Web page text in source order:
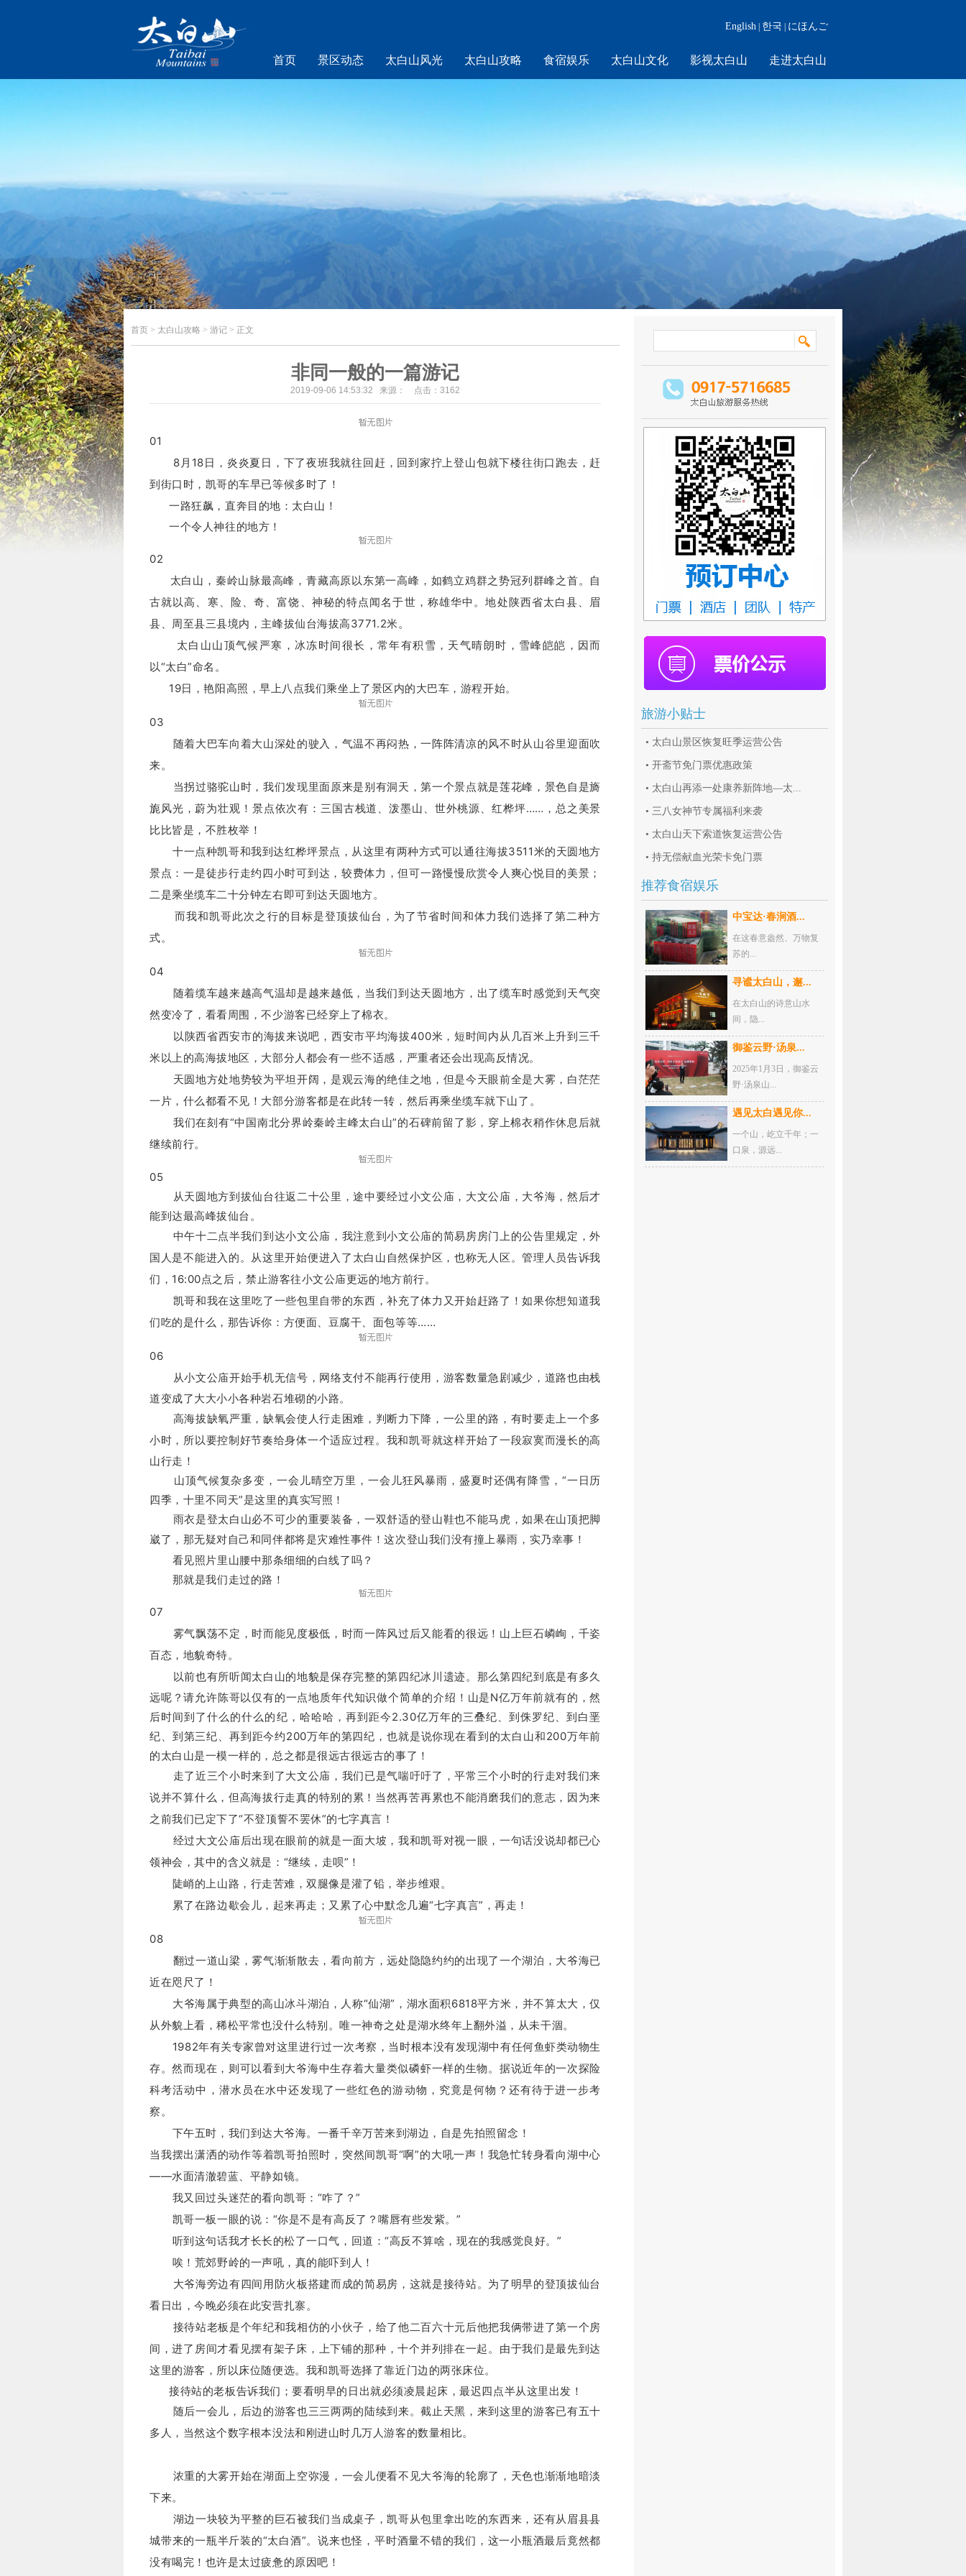
English 한국 にほんご
首页 景区动态 太白山风光 太白山攻略 食宿娱乐 太白山文化 影视太白山 走进太白山
首页 > 太白山攻略 > 游记 > 正文
非同一般的一篇游记
2019-09-06 14:53:32 来源： 点击： 3162
01
8月18日，炎炎夏日，下了夜班我就往回赶，回到家拧上登山包就下楼往街口跑去，赶
到街口时，凯哥的车早已等候多时了！
一路狂飙，直奔目的地： 太白山！
一个令人神往的地方！
02
太白山，秦岭山脉最高峰，青藏高原以东第一高峰，如鹤立鸡群之势冠列群峰之首。 自
古就以高、寒、险、奇、富饶、神秘的特点闻名于世，称雄华中。地处陕西省太白县、眉
县、周至县三县境内，主峰拔仙台海拔高3771.2米。
太白山山顶气候严寒，冰冻时间很长，常年有积雪，天气晴朗时，雪峰皑皑，因而
以“太白”命名。
19日，艳阳高照，早上八点我们乘坐上了景区内的大巴车，游程开始。
03
随着大巴车向着大山深处的驶入，气温不再闷热，一阵阵清凉的风不时从山谷里迎面吹
来。
当拐过骆驼山时，我们发现里面原来是别有洞天，第一个景点就是莲花峰，景色自是旖
旎风光，蔚为壮观！ 景点依次有： 三国古栈道、泼墨山、世外桃源、红桦坪……，总之美景
比比皆是，不胜枚举！
十一点种凯哥和我到达红桦坪景点，从这里有两种方式可以通往海拔3511米的天圆地方
景点：一是徒步行走约四小时可到达，较费体力，但可一路慢慢欣赏令人爽心悦目的美景；
二是乘坐缆车二十分钟左右即可到达天圆地方。
而我和凯哥此次之行的目标是登顶拔仙台，为了节省时间和体力我们选择了第二种方
式。
04
随着缆车越来越高气温却是越来越低，当我们到达天圆地方，出了缆车时感觉到天气突
然变冷了，看看周围，不少游客已经穿上了棉衣。
以陕西省西安市的海拔来说吧，西安市平均海拔400米，短时间内从几百米上升到三千
米以上的高海拔地区，大部分人都会有一些不适感，严重者还会出现高反情况。
天圆地方处地势较为平坦开阔，是观云海的绝佳之地，但是今天眼前全是大雾，白茫茫
一片，什么都看不见！ 大部分游客都是在此转一转，然后再乘坐缆车就下山了。
我们在刻有“中国南北分界岭秦岭主峰太白山”的石碑前留了影，穿上棉衣稍作休息后就
继续前行。
05
从天圆地方到拔仙台往返二十公里，途中要经过小文公庙，大文公庙，大爷海，然后才
能到达最高峰拔仙台。
中午十二点半我们到达小文公庙，我注意到小文公庙的简易房房门上的公告里规定，外
国人是不能进入的。 从这里开始便进入了太白山自然保护区，也称无人区。管理人员告诉我
们，16:00点之后，禁止游客往小文公庙更远的地方前行。
凯哥和我在这里吃了一些包里自带的东西，补充了体力又开始赶路了！如果你想知道我
们吃的是什么，那告诉你：方便面、豆腐干、面包等等……
06
从小文公庙开始手机无信号，网络支付不能再行使用，游客数量急剧减少，道路也由栈
道变成了大大小小各种岩石堆砌的小路。
高海拔缺氧严重，缺氧会使人行走困难，判断力下降，一公里的路，有时要走上一个多
小时，所以要控制好节奏给身体一个适应过程。 我和凯哥就这样开始了一段寂寞而漫长的高
山行走！
山顶气候复杂多变，一会儿晴空万里，一会儿狂风暴雨，盛夏时还偶有降雪，“一日历
四季，十里不同天”是这里的真实写照！
雨衣是登太白山必不可少的重要装备，一双舒适的登山鞋也不能马虎，如果在山顶把脚
崴了，那无疑对自己和同伴都将是灾难性事件！这次登山我们没有撞上暴雨，实乃幸事！
看见照片里山腰中那条细细的白线了吗？
那就是我们走过的路！
07
雾气飘荡不定，时而能见度极低，时而一阵风过后又能看的很远！ 山上巨石嶙峋，千姿
百态，地貌奇特。
以前也有所听闻太白山的地貌是保存完整的第四纪冰川遗迹。 那么第四纪到底是有多久
远呢？请允许陈哥以仅有的一点地质年代知识做个简单的介绍！山是N亿万年前就有的，然
后时间到了什么的什么的纪，哈哈哈，再到距今2.30亿万年的三叠纪、到侏罗纪、到白垩
纪、到第三纪、再到距今约200万年的第四纪，也就是说你现在看到的太白山和200万年前
的太白山是一模一样的，总之都是很远古很远古的事了！
走了近三个小时来到了大文公庙，我们已是气喘吁吁了，平常三个小时的行走对我们来
说并不算什么，但高海拔行走真的特别的累！ 当然再苦再累也不能消磨我们的意志，因为来
之前我们已定下了“不登顶誓不罢休”的七字真言！
经过大文公庙后出现在眼前的就是一面大坡，我和凯哥对视一眼，一句话没说却都已心
领神会，其中的含义就是： “继续，走呗”！
陡峭的上山路，行走苦难，双腿像是灌了铅，举步维艰。
累了在路边歇会儿，起来再走； 又累了心中默念几遍“七字真言”，再走！
08
翻过一道山梁，雾气渐渐散去，看向前方，远处隐隐约约的出现了一个湖泊，大爷海已
近在咫尺了！
大爷海属于典型的高山冰斗湖泊，人称“仙湖”，湖水面积6818平方米，并不算太大，仅
从外貌上看，稀松平常也没什么特别。唯一神奇之处是湖水终年上翻外溢，从未干涸。
1982年有关专家曾对这里进行过一次考察，当时根本没有发现湖中有任何鱼虾类动物生
存。然而现在，则可以看到大爷海中生存着大量类似磷虾一样的生物。 据说近年的一次探险
科考活动中，潜水员在水中还发现了一些红色的游动物，究竟是何物？ 还有待于进一步考
察。
下午五时，我们到达大爷海。 一番千辛万苦来到湖边，自是先拍照留念！
当我摆出潇洒的动作等着凯哥拍照时，突然间凯哥“啊”的大吼一声！ 我急忙转身看向湖中心
——水面清澈碧蓝、平静如镜。
我又回过头迷茫的看向凯哥： “咋了？”
凯哥一板一眼的说： “你是不是有高反了？嘴唇有些发紫。 ”
听到这句话我才长长的松了一口气，回道：“高反不算啥，现在的我感觉良好。 ”
唉！ 荒郊野岭的一声吼，真的能吓到人！
大爷海旁边有四间用防火板搭建而成的简易房，这就是接待站。 为了明早的登顶拔仙台
看日出，今晚必须在此安营扎寨。
接待站老板是个年纪和我相仿的小伙子，给了他二百六十元后他把我俩带进了第一个房
间，进了房间才看见摆有架子床，上下铺的那种，十个并列排在一起。 由于我们是最先到达
这里的游客，所以床位随便选。 我和凯哥选择了靠近门边的两张床位。
接待站的老板告诉我们；要看明早的日出就必须凌晨起床，最迟四点半从这里出发！
随后一会儿，后边的游客也三三两两的陆续到来。截止天黑，来到这里的游客已有五十
多人，当然这个数字根本没法和刚进山时几万人游客的数量相比。
浓重的大雾开始在湖面上空弥漫，一会儿便看不见大爷海的轮廓了，天色也渐渐地暗淡
下来。
湖边一块较为平整的巨石被我们当成桌子，凯哥从包里拿出吃的东西来，还有从眉县县
城带来的一瓶半斤装的“太白酒”。说来也怪，平时酒量不错的我们，这一小瓶酒最后竟然都
没有喝完！ 也许是太过疲惫的原因吧！
旅游小贴士
• 太白山景区恢复旺季运营公告
• 开斋节免门票优惠政策
• 太白山再添一处康养新阵地—太...
• 三八女神节专属福利来袭
• 太白山天下索道恢复运营公告
• 持无偿献血光荣卡免门票
推荐食宿娱乐
中宝达·春涧酒...
在这春意盎然、万物复
苏的...
寻谧太白山，邂...
在太白山的诗意山水
间，隐...
御鉴云野·汤泉...
2025年1月3日，御鉴云
野·汤泉山...
遇见太白遇见你...
一个山，屹立千年；一
口泉，源远...